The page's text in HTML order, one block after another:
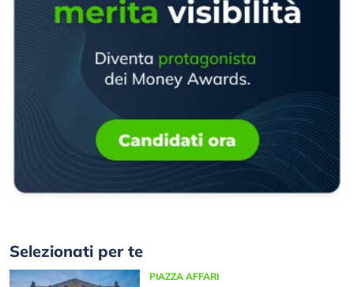
Selezionati per te
PIAZZA AFFARI